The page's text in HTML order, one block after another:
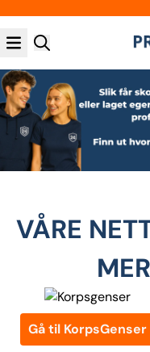
Hopp til innhold
VÅRE
Gå til KorpsGenser